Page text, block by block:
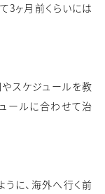
3ヶ月前くらいには
スケジュールを教
ールに合わせて治
に、海外へ行く前